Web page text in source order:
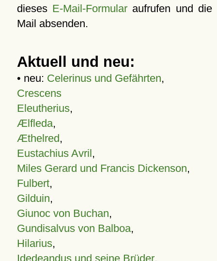
dieses E-Mail-Formular aufrufen und die
Mail absenden.
Aktuell und neu:
• neu: Celerinus und Gefährten,
Crescens
Eleutherius,
Ælfleda,
Æthelred,
Eustachius Avril,
Miles Gerard und Francis Dickenson,
Fulbert,
Gilduin,
Giunoc von Buchan,
Gundisalvus von Balboa,
Hilarius,
Idedeandus und seine Brüder,